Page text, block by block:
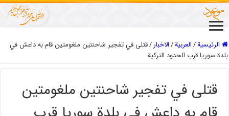
الرئيسية/العربیة/الاخبار/قتلى في تفجير شاحنتين ملغومتين قام به داعش في
بلدة سوريا قرب الحدود التركية
قتلى في تفجير شاحنتين ملغومتين